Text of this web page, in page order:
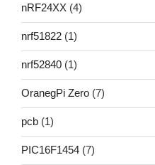
nRF24XX (4)
nrf51822 (1)
nrf52840 (1)
OranegPi Zero (7)
pcb (1)
PIC16F1454 (7)